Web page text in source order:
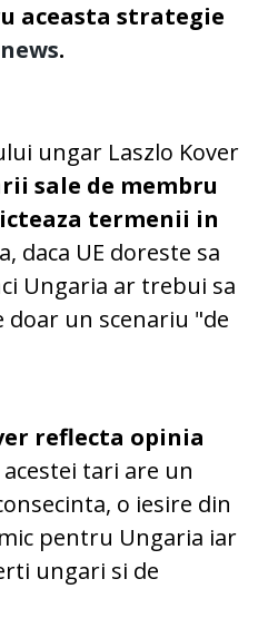
aceasta strategie
.
ungar Laszlo Kover
sale de membru
termenii in
daca UE doreste sa
Ungaria ar trebui sa
doar un scenariu "de
reflecta opinia
tari are un
o iesire din
pentru Ungaria iar
ungari si de